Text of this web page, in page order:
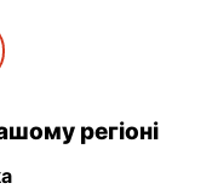
вул. Puławska
вул.
93
регіоні